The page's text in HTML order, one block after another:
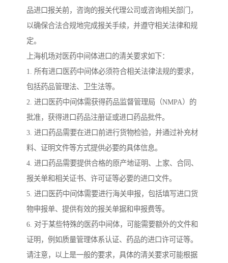
品进口报关前，咨询的报关代理公司或咨询相关部门，
以确保合法合规地完成报关手续，并遵守相关法律和规
定。
上海机场对医药中间体进口的清关要求如下：
1. 所有进口医药中间体必须符合相关法律法规的要求，
包括药品管理法、卫生法等。
2. 进口医药中间体需获得药品监督管理局（NMPA）的
批准，获得进口药品注册证或进口药品批件。
3. 进口药品需要在进口前进行货物检验，并通过补充材
料、证明文件等方式提供必要的具体信息。
4. 进口药品需要提供合格的原产地证明、上家、合同、
报关单和相关证书、许可证等必要的进口文件。
5. 进口医药中间体需要进行海关申报，包括填写进口货
物申报单、提供有效的报关单据和申报费等。
6. 对于某些特殊的医药中间体，可能需要额外的文件和
证明，例如质量管理体系认证、药品的进口许可证等。
请注意，以上是一般的要求，具体的清关要求可能根据